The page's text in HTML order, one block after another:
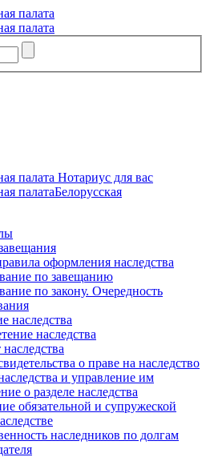
Нотариус для вас
Белорусская
оформления наследства
по завещанию
по закону. Очередность
наследства
наследства
о праве на наследство
и управление им
о разделе наследства
обязательной и супружеской
наследников по долгам